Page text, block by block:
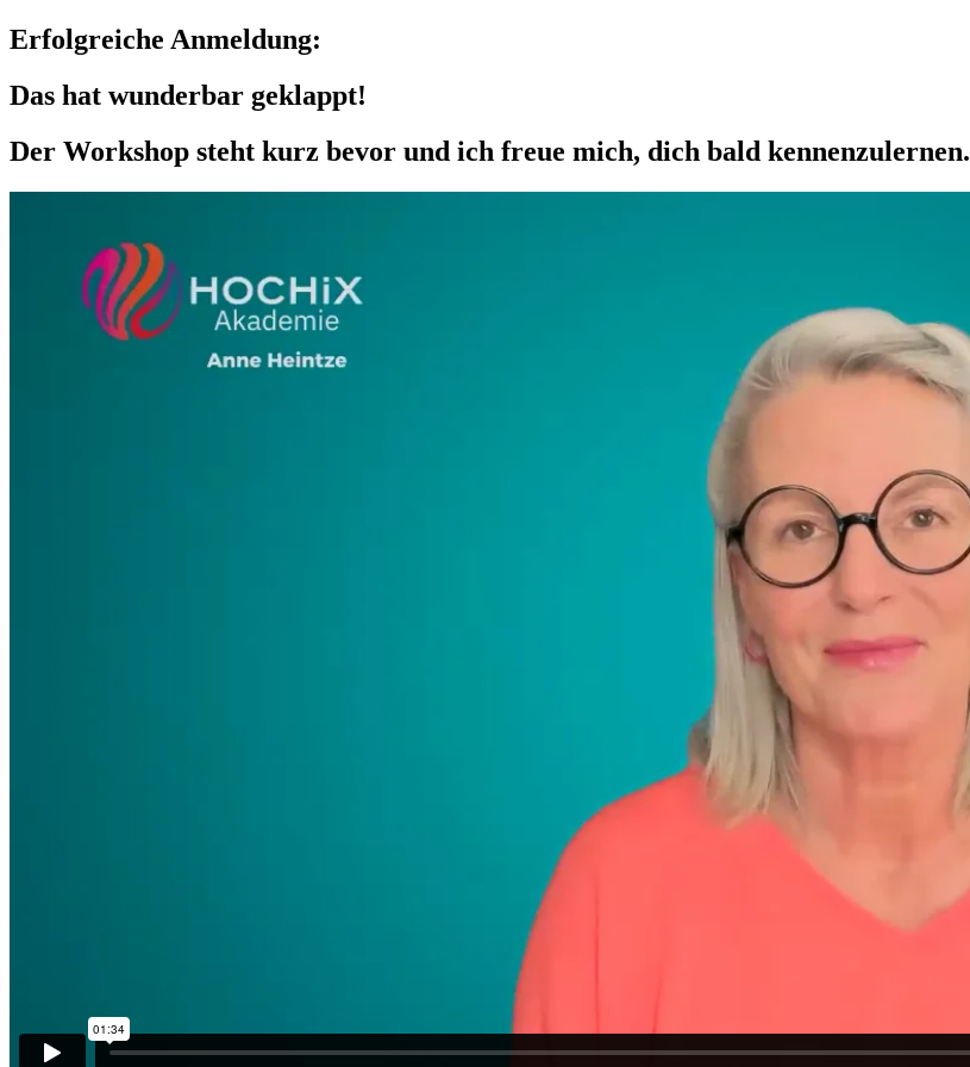
Erfolgreiche Anmeldung:
Das hat wunderbar geklappt!
Der Workshop steht kurz bevor und ich freue mich, dich bald kennenzulernen.